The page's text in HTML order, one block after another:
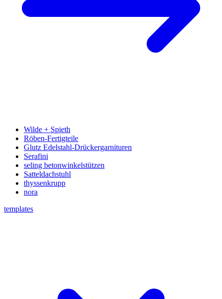
Wilde + Spieth
Röben-Fertigteile
Glutz Edelstahl-Drückergarnituren
Serafini
seling betonwinkelstützen
Satteldachstuhl
thyssenkrupp
nora
templates